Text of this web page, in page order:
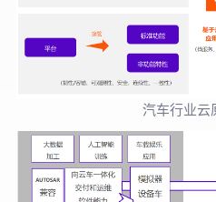
汽车行业云